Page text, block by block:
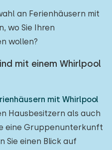
an Ferienhäusern mit
wo Sie Ihren
wollen?
mit einem Whirlpool
mit Whirlpool
Hausbesitzern als auch
eine Gruppenunterkunft
Sie einen Blick auf